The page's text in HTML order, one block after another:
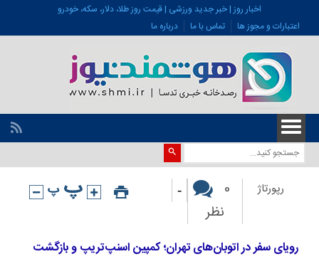
اخبار روز | خبر جدید ورزشی | قیمت روز طلا، دلار، سکه، خودرو
اعتبارات و مجوز ها
تماس با ما درباره ما
رپورتاژ
0
نظر
-
رویای سفر در اتوبان‌های تهران؛ کمپین اسنپ‌تریپ و بازگشت